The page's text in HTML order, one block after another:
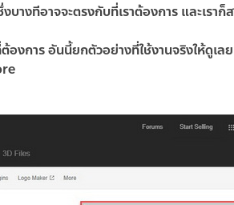
างทีอาจจะตรงกับที่เราต้องการ และเราก็
งการ อันนี้ยกตัวอย่างที่ใช้งานจริงให้ดูเล